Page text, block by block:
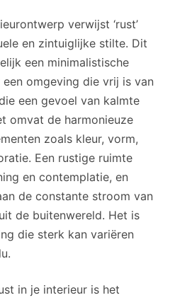
verwijst ‘rust’
en zintuiglijke stilte. Dit
een minimalistische
omgeving die vrij is van
een gevoel van kalmte
omvat de harmonieuze
zoals kleur, vorm,
Een rustige ruimte
en contemplatie, en
de constante stroom van
de buitenwereld. Het is
die sterk kan variëren
in je interieur is het